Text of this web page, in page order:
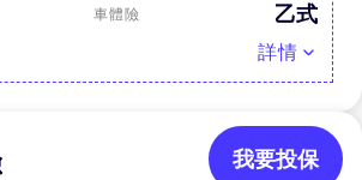
車體險 乙式
詳情
我要投保